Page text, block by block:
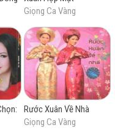
Giọng Ca Vàng
Rước Xuân Về Nhà
Giọng Ca Vàng